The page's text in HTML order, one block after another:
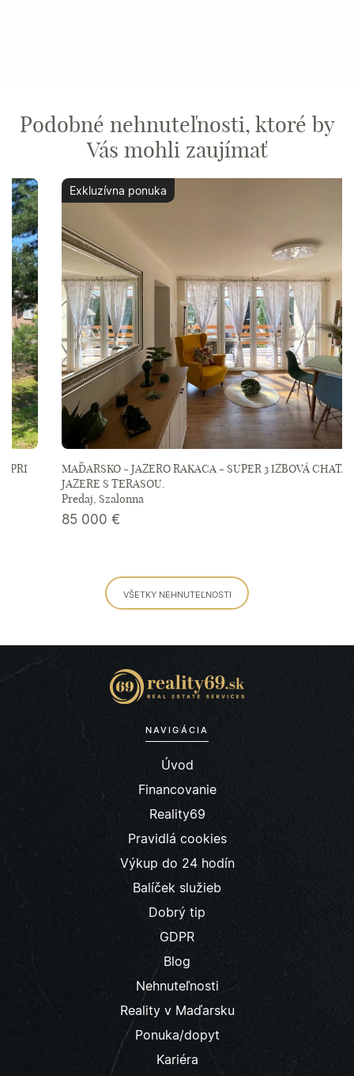
Podobné nehnuteľnosti, ktoré by
Vás mohli zaujímať
Exkluzívna ponuka
MAĎARSKO - JAZERO RAKACA - SUPER 3 IZBOVÁ CHATA PRI
JAZERE S TERASOU.
Predaj, Szalonna
85 000€
VŠETKY NEHNUTEĽNOSTI
NAVIGÁCIA
Úvod
Financovanie
Reality69
Pravidlá cookies
Výkup do 24 hodín
Balíček služieb
Dobrý tip
GDPR
Blog
Nehnuteľnosti
Reality v Maďarsku
Ponuka/dopyt
Kariéra